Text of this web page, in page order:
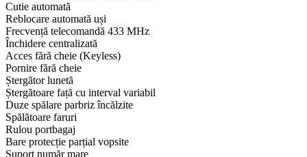
Cutie automată
Reblocare automată uși
Frecvență telecomandă 433 MHz
Închidere centralizată
Acces fără cheie (Keyless)
Pornire fără cheie
Ștergător lunetă
Ștergătoare față cu interval variabil
Duze spălare parbriz încălzite
Spălătoare faruri
Rulou portbagaj
Bare protecție parțial vopsite
Suport număr mare